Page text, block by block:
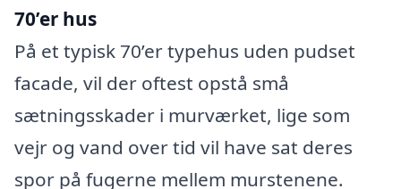
70’er hus
På et typisk 70’er typehus uden pudset
facade, vil der oftest opstå små
sætningsskader i murværket, lige som
vejr og vand over tid vil have sat deres
spor på fugerne mellem murstenene.